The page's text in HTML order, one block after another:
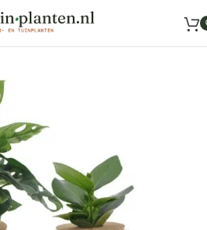
kamer- en tuinplanten